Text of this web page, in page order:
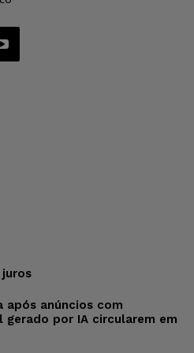
após anúncios com
por IA circularem em